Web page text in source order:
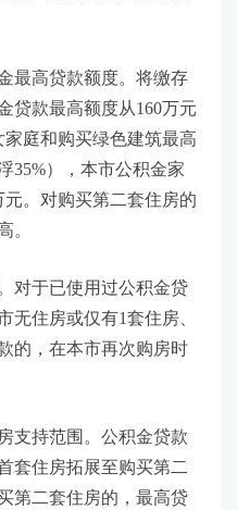
高贷款额度。将缴存
贷款最高额度从160万元
庭和购买绿色建筑最高
35%），本市公积金家
。对购买第二套住房的
。
于已使用过公积金贷
无住房或仅有1套住房、
的，在本市再次购房时
持范围。公积金贷款
套住房拓展至购买第二
第二套住房的，最高贷